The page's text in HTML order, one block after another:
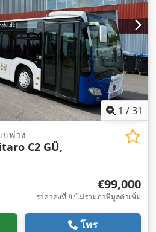
1 /31
บพ่วง
C2 GÜ,
€99,000
ราคาคงที่ ยังไม่รวมภาษีมูลค่าเพิ่ม
โทร